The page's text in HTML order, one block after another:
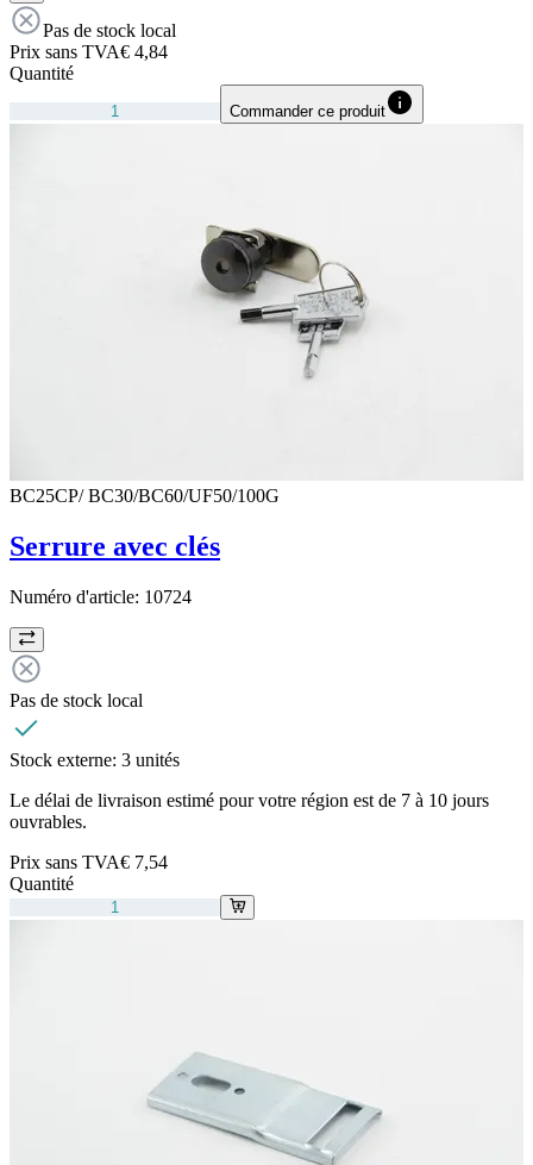
Pas de stock local
Prix sans TVA€ 4,84
Quantité
Commander ce produit
BC25CP/ BC30/BC60/UF50/100G
Serrure avec clés
Numéro d'article: 10724
Pas de stock local
Stock externe: 3 unités
Le délai de livraison estimé pour votre région est de 7 à 10 jours
ouvrables.
Prix sans TVA€ 7,54
Quantité